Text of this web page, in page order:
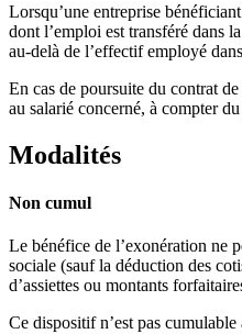
Lorsqu’une entreprise
dont l’emploi est transféré dans
au-delà de l’effectif employé
En cas de poursuite du contrat
au salarié concerné, à compter
Modalités
Non cumul
Le bénéfice de l’exonération ne
sociale (sauf la déduction des
d’assiettes ou montants
Ce dispositif n’est pas